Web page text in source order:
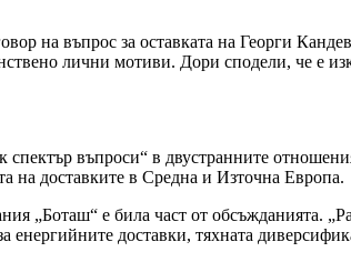
на въпрос за оставката на Георги
лични мотиви. Дори сподели, че е
въпроси“ в двустранните
на доставките в Средна и Източна Европа.
„Боташ“ е била част от обсъжданията.
енергийните доставки, тяхната